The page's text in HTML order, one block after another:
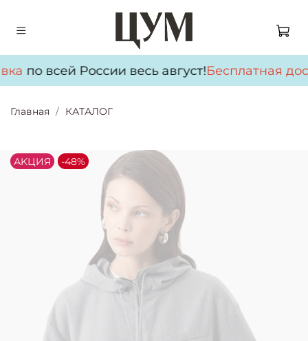
по всей России весь август!Бесплатная
Главная КАТАЛОГ
АKЦИЯ -48%